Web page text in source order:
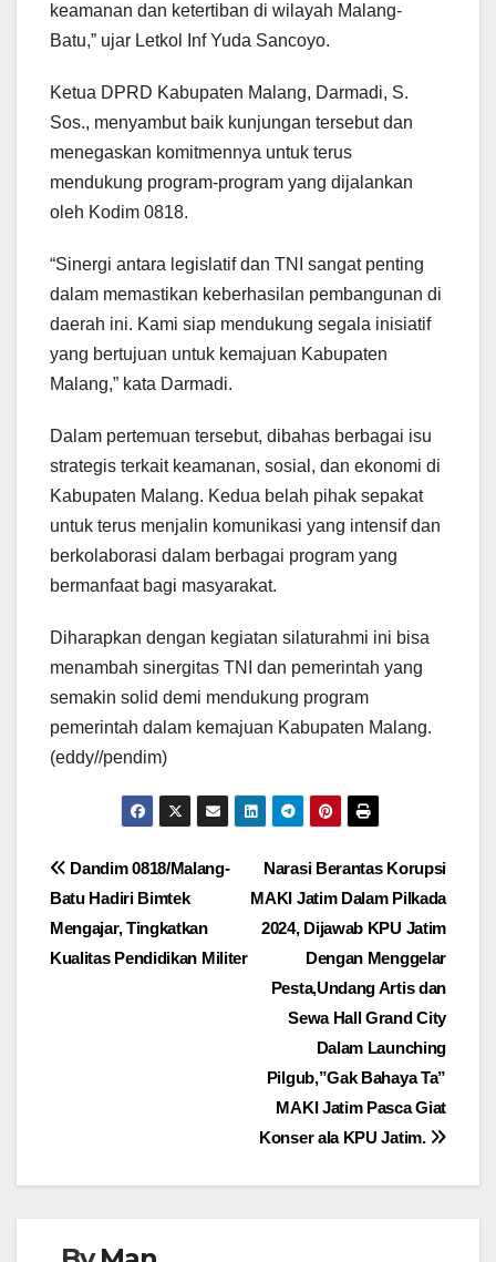
keamanan dan ketertiban di wilayah Malang-
Batu,” ujar Letkol Inf Yuda Sancoyo.
Ketua DPRD Kabupaten Malang, Darmadi, S.
Sos., menyambut baik kunjungan tersebut dan
menegaskan komitmennya untuk terus
mendukung program-program yang dijalankan
oleh Kodim 0818.
“Sinergi antara legislatif dan TNI sangat penting
dalam memastikan keberhasilan pembangunan di
daerah ini. Kami siap mendukung segala inisiatif
yang bertujuan untuk kemajuan Kabupaten
Malang,” kata Darmadi.
Dalam pertemuan tersebut, dibahas berbagai isu
strategis terkait keamanan, sosial, dan ekonomi di
Kabupaten Malang. Kedua belah pihak sepakat
untuk terus menjalin komunikasi yang intensif dan
berkolaborasi dalam berbagai program yang
bermanfaat bagi masyarakat.
Diharapkan dengan kegiatan silaturahmi ini bisa
menambah sinergitas TNI dan pemerintah yang
semakin solid demi mendukung program
pemerintah dalam kemajuan Kabupaten Malang.
(eddy//pendim)
Navigasi
pos
Narasi Berantas Korupsi
MAKI Jatim Dalam Pilkada
2024, Dijawab KPU Jatim
Dengan Menggelar
Pesta,Undang Artis dan
Sewa Hall Grand City
Dalam Launching
Pilgub,”Gak Bahaya Ta”
MAKI Jatim Pasca Giat
Konser ala KPU Jatim.
Dandim 0818/Malang-
Batu Hadiri Bimtek
Mengajar, Tingkatkan
Kualitas Pendidikan Militer